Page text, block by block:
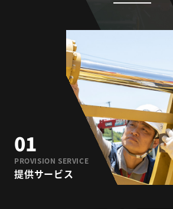
01
PROVISION SERVICE
提供サービス